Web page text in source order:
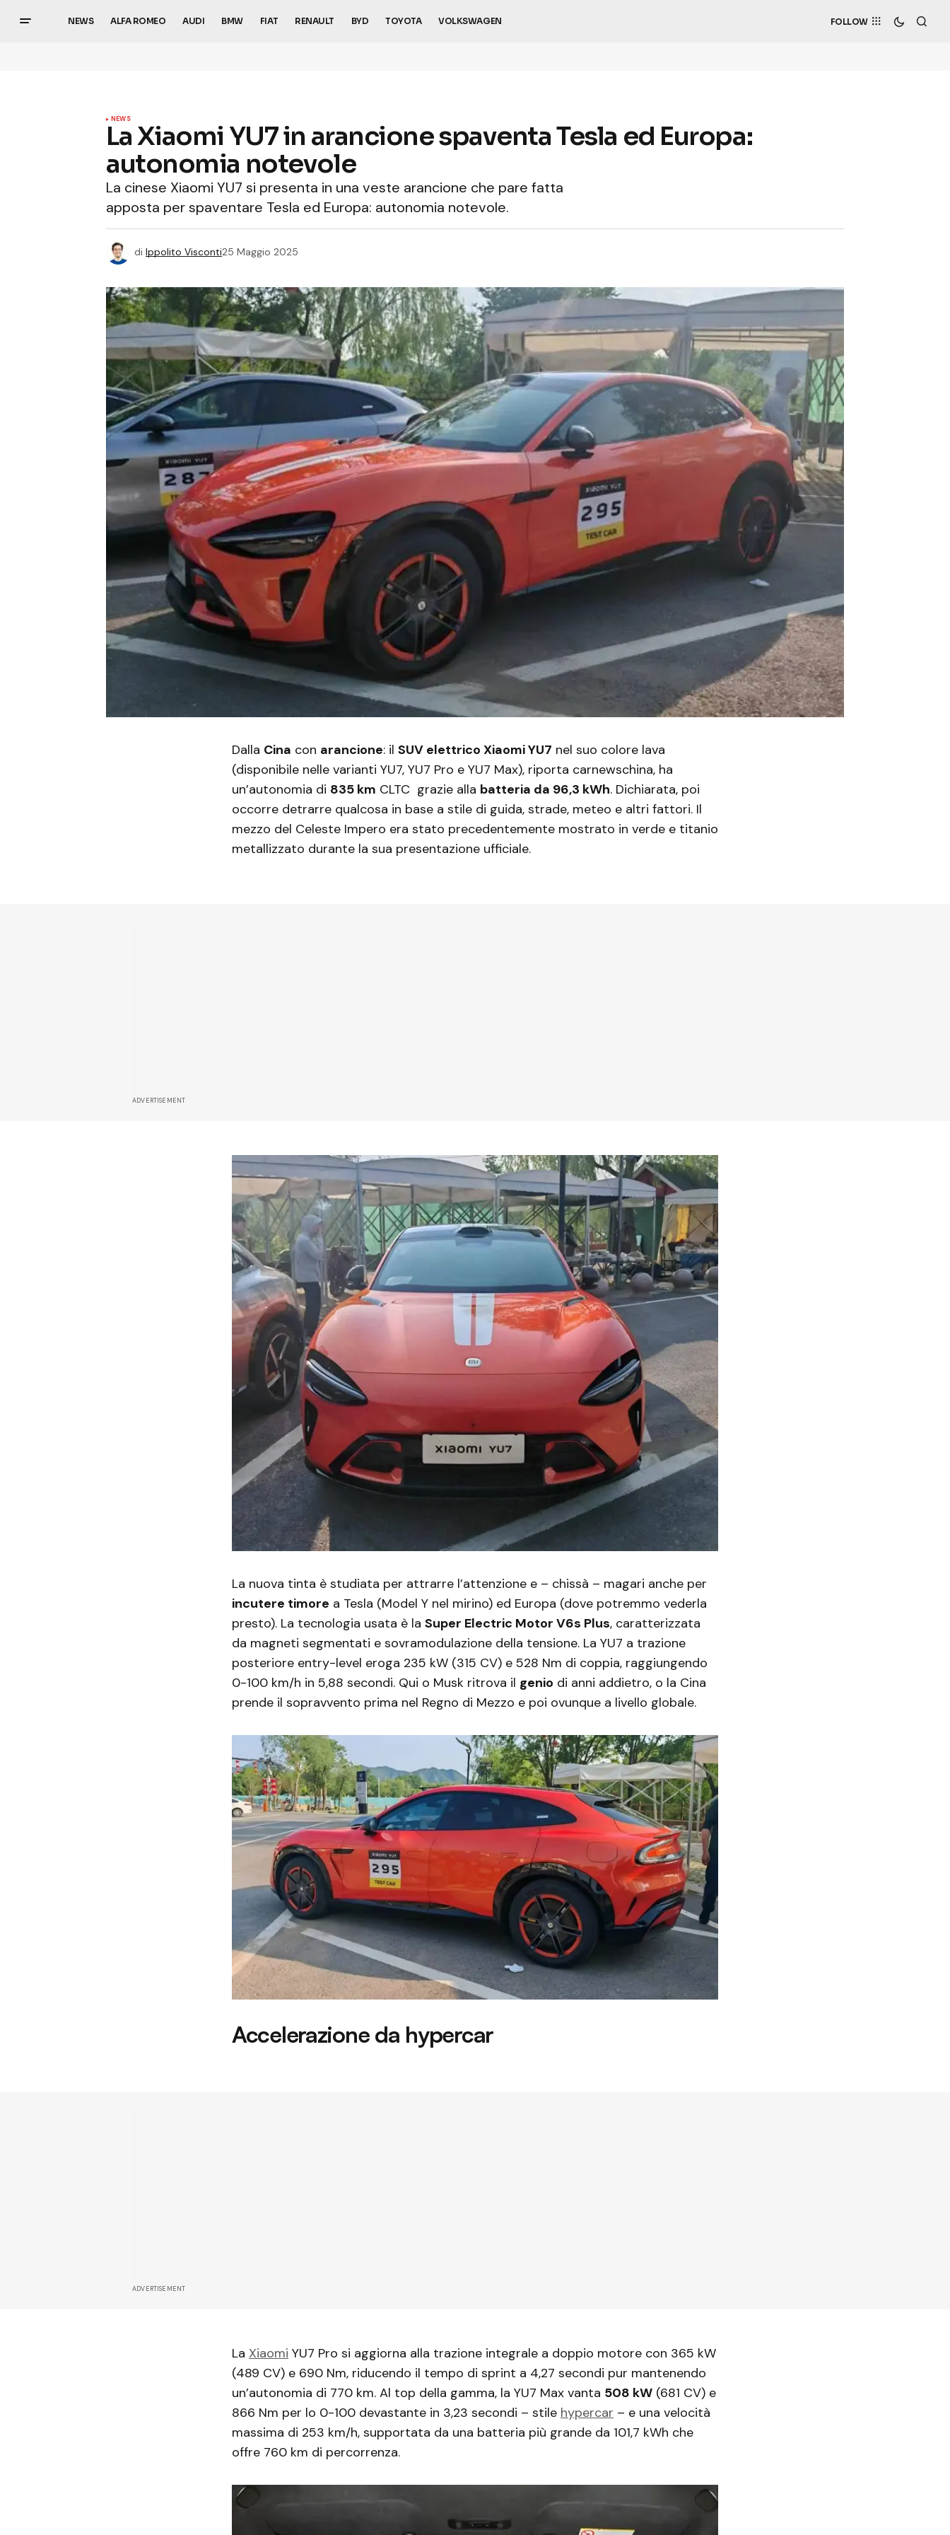
NEWS ALFA ROMEO AUDI BMW FIAT RENAULT BYD TOYOTA VOLKSWAGEN FOLLOW
NEWS
La Xiaomi YU7 in arancione spaventa Tesla ed Europa:
autonomia notevole
La cinese Xiaomi YU7 si presenta in una veste arancione che pare fatta
apposta per spaventare Tesla ed Europa: autonomia notevole.
di Ippolito Visconti25 Maggio 2025
Dalla Cina con arancione: il SUV elettrico Xiaomi YU7 nel suo colore lava
(disponibile nelle varianti YU7, YU7 Pro e YU7 Max), riporta carnewschina, ha
un’autonomia di 835 km CLTC grazie alla batteria da 96,3 kWh. Dichiarata, poi
occorre detrarre qualcosa in base a stile di guida, strade, meteo e altri fattori. Il
mezzo del Celeste Impero era stato precedentemente mostrato in verde e titanio
metallizzato durante la sua presentazione ufficiale.
ADVERTISEMENT
La nuova tinta è studiata per attrarre l’attenzione e – chissà – magari anche per
incutere timore a Tesla (Model Y nel mirino) ed Europa (dove potremmo vederla
presto). La tecnologia usata è la Super Electric Motor V6s Plus, caratterizzata
da magneti segmentati e sovramodulazione della tensione. La YU7 a trazione
posteriore entry-level eroga 235 kW (315 CV) e 528 Nm di coppia, raggiungendo
0-100 km/h in 5,88 secondi. Qui o Musk ritrova il genio di anni addietro, o la Cina
prende il sopravvento prima nel Regno di Mezzo e poi ovunque a livello globale.
Accelerazione da hypercar
ADVERTISEMENT
La Xiaomi YU7 Pro si aggiorna alla trazione integrale a doppio motore con 365 kW
(489 CV) e 690 Nm, riducendo il tempo di sprint a 4,27 secondi pur mantenendo
un’autonomia di 770 km. Al top della gamma, la YU7 Max vanta 508 kW (681 CV) e
866 Nm per lo 0-100 devastante in 3,23 secondi – stile hypercar – e una velocità
massima di 253 km/h, supportata da una batteria più grande da 101,7 kWh che
offre 760 km di percorrenza.